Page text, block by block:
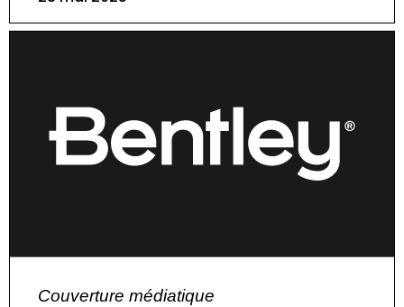
Couverture médiatique